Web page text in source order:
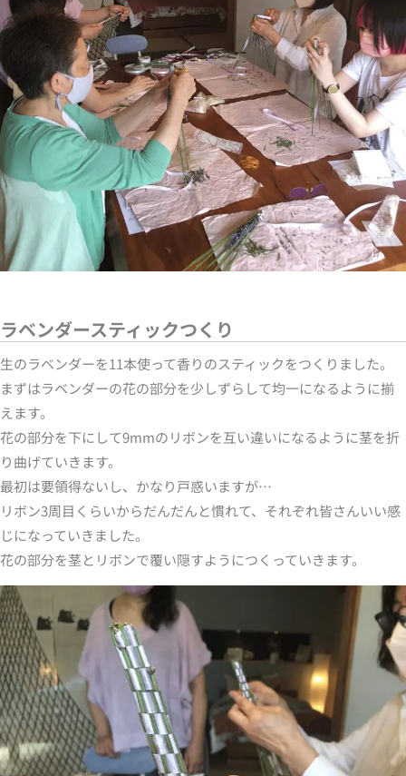
ラベンダースティックつくり
生のラベンダーを11本使って香りのスティックをつくりました。
まずはラベンダーの花の部分を少しずらして均一になるように揃
えます。
花の部分を下にして9mmのリボンを互い違いになるように茎を折
り曲げていきます。
最初は要領得ないし、かなり戸惑いますが…
リボン3周目くらいからだんだんと慣れて、それぞれ皆さんいい感
じになっていきました。
花の部分を茎とリボンで覆い隠すようにつくっていきます。